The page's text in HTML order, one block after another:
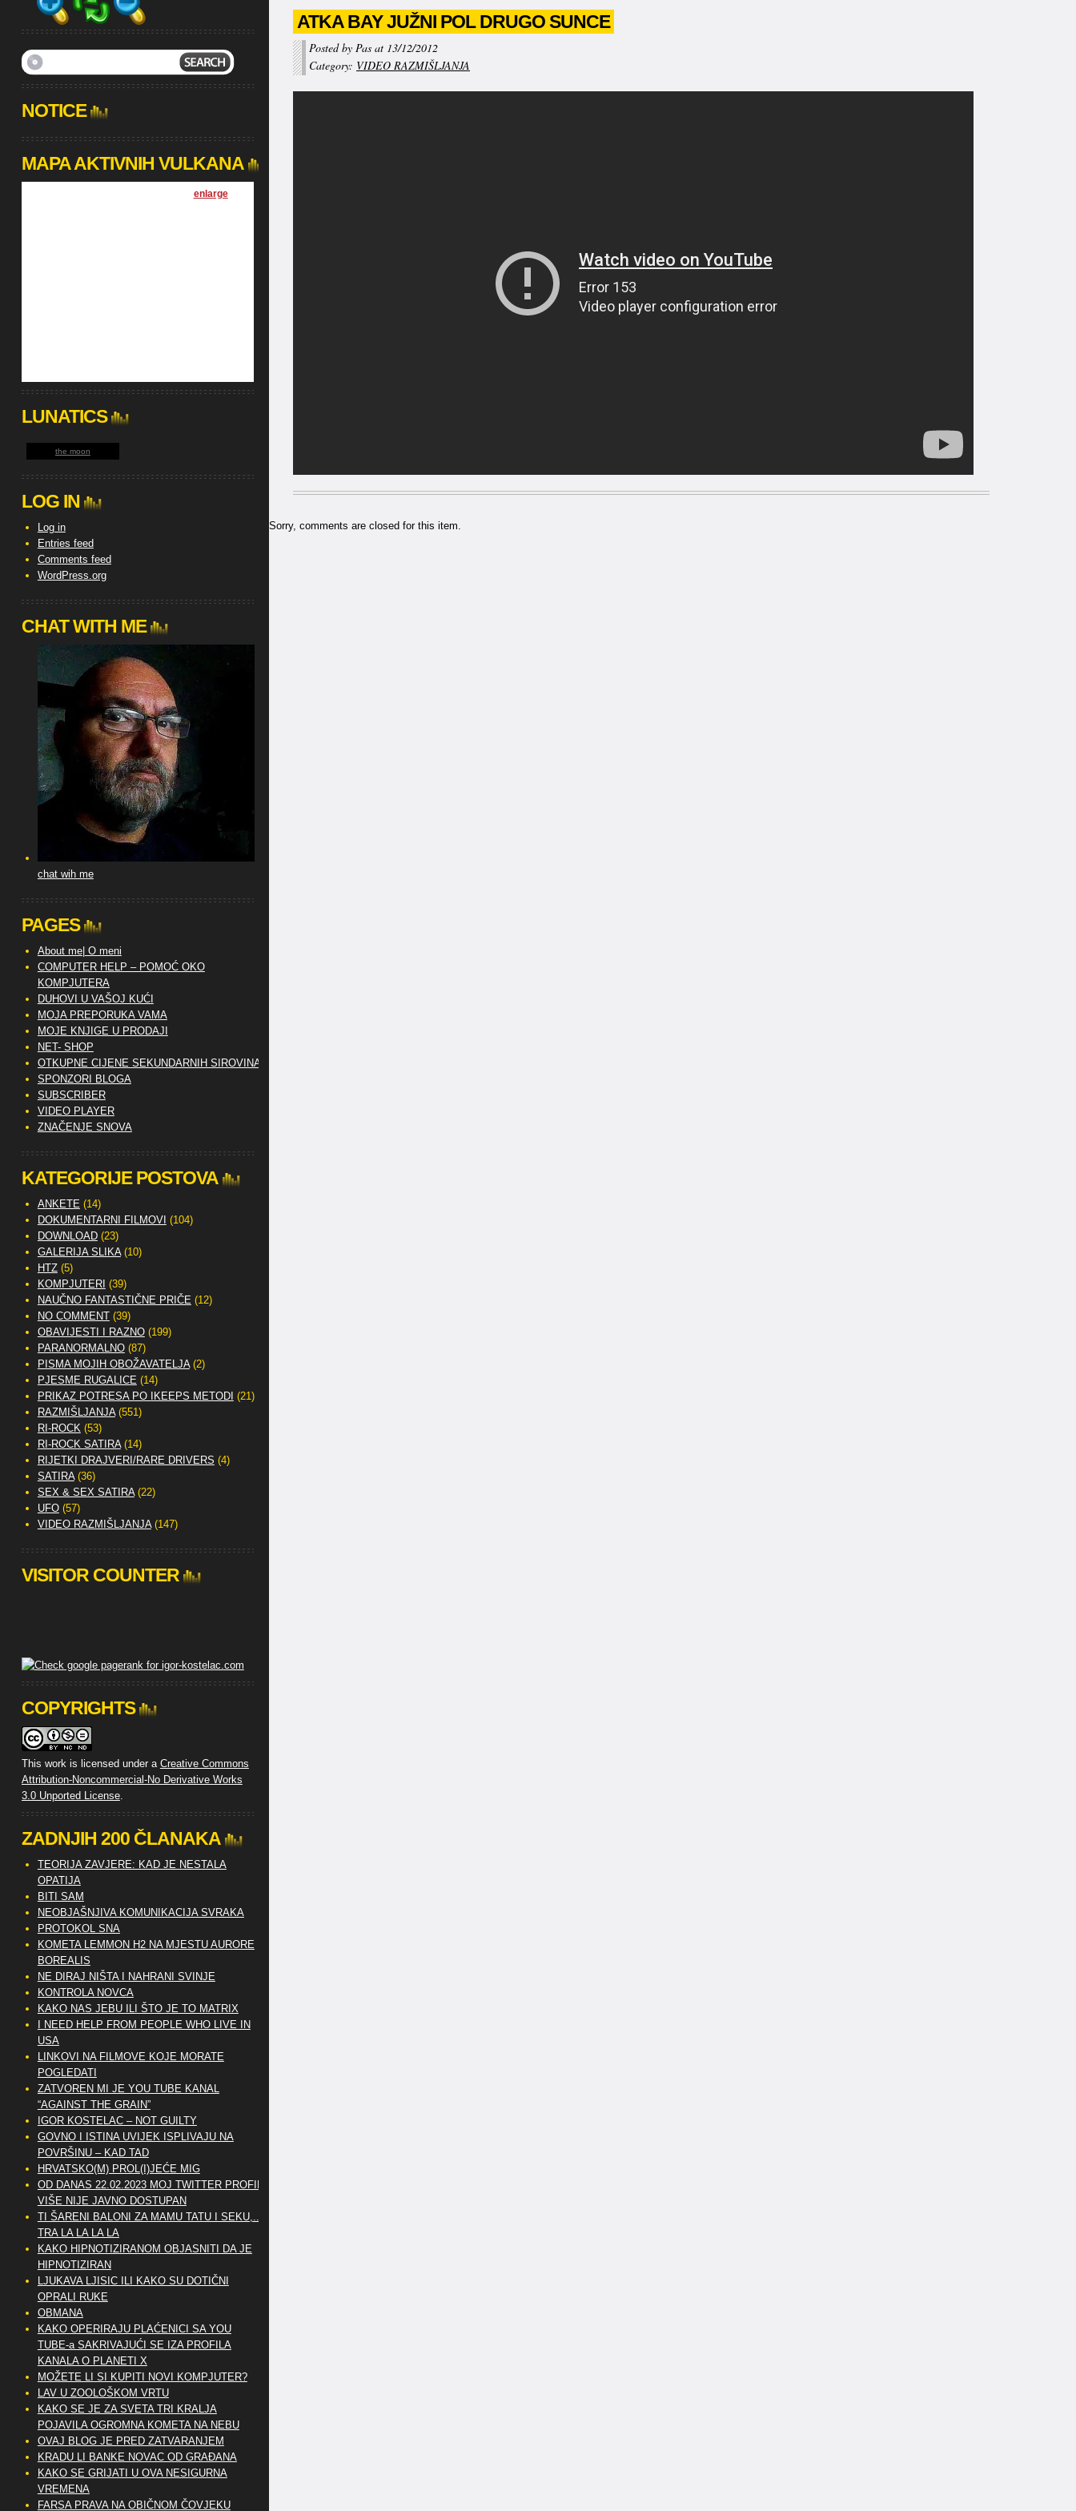
ATKA BAY JUŽNI POL DRUGO SUNCE
Posted by Pas at 13/12/2012
Category: VIDEO RAZMIŠLJANJA
Sorry, comments are closed for this item.
NOTICE
MAPA AKTIVNIH VULKANA
enlarge]
LUNATICS
the moon
LOG IN
Log in
Entries feed
Comments feed
WordPress.org
CHAT WITH ME
chat wih me
PAGES
About me| O meni
COMPUTER HELP – POMOĆ OKO
KOMPJUTERA
DUHOVI U VAŠOJ KUĆI
MOJA PREPORUKA VAMA
MOJE KNJIGE U PRODAJI
NET- SHOP
OTKUPNE CIJENE SEKUNDARNIH SIROVINA
SPONZORI BLOGA
SUBSCRIBER
VIDEO PLAYER
ZNAČENJE SNOVA
KATEGORIJE POSTOVA
ANKETE (14)
DOKUMENTARNI FILMOVI (104)
DOWNLOAD(23)
GALERIJA SLIKA(10)
HTZ(5)
KOMPJUTERI (39)
NAUČNO FANTASTIČNE PRIČE (12)
NO COMMENT(39)
OBAVIJESTI I RAZNO(199)
PARANORMALNO(87)
PISMA MOJIH OBOŽAVATELJA(2)
PJESME RUGALICE (14)
PRIKAZ POTRESA PO IKEEPS METODI (21)
RAZMIŠLJANJA(551)
RI-ROCK(53)
RI-ROCK SATIRA(14)
RIJETKI DRAJVERI/RARE DRIVERS (4)
SATIRA(36)
SEX & SEX SATIRA(22)
UFO(57)
VIDEO RAZMIŠLJANJA(147)
VISITOR COUNTER
COPYRIGHTS
This work is licensed under a Creative Commons
Attribution-Noncommercial-No Derivative Works
3.0 Unported License.
ZADNJIH 200 ČLANAKA
TEORIJA ZAVJERE: KAD JE NESTALA
OPATIJA
BITI SAM
NEOBJAŠNJIVA KOMUNIKACIJA SVRAKA
PROTOKOL SNA
KOMETA LEMMON H2 NA MJESTU AURORE
BOREALIS
NE DIRAJ NIŠTA I NAHRANI SVINJE
KONTROLA NOVCA
KAKO NAS JEBU ILI ŠTO JE TO MATRIX
I NEED HELP FROM PEOPLE WHO LIVE IN
USA
LINKOVI NA FILMOVE KOJE MORATE
POGLEDATI
ZATVOREN MI JE YOU TUBE KANAL
“AGAINST THE GRAIN”
IGOR KOSTELAC – NOT GUILTY
GOVNO I ISTINA UVIJEK ISPLIVAJU NA
POVRŠINU – KAD TAD
HRVATSKO(M) PROL(I)JEĆE MIG
OD DANAS 22.02.2023 MOJ TWITTER PROFIL
VIŠE NIJE JAVNO DOSTUPAN
TI ŠARENI BALONI ZA MAMU TATU I SEKU,..
TRA LA LA LA LA
KAKO HIPNOTIZIRANOM OBJASNITI DA JE
HIPNOTIZIRAN
LJUKAVA LJISIC ILI KAKO SU DOTIČNI
OPRALI RUKE
OBMANA
KAKO OPERIRAJU PLAĆENICI SA YOU
TUBE-a SAKRIVAJUĆI SE IZA PROFILA
KANALA O PLANETI X
MOŽETE LI SI KUPITI NOVI KOMPJUTER?
LAV U ZOOLOŠKOM VRTU
KAKO SE JE ZA SVETA TRI KRALJA
POJAVILA OGROMNA KOMETA NA NEBU
OVAJ BLOG JE PRED ZATVARANJEM
KRADU LI BANKE NOVAC OD GRAĐANA
KAKO SE GRIJATI U OVA NESIGURNA
VREMENA
FARSA PRAVA NA OBIČNOM ČOVJEKU